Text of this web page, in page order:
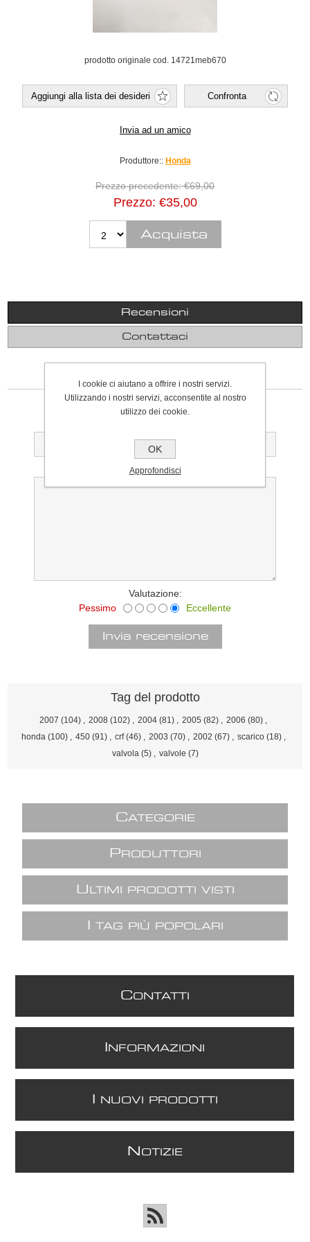
prodotto originale cod. 14721meb670
Produttore:: Honda
Prezzo precedente: €69,00
Prezzo: €35,00
Recensioni
Contattaci
Solo gli utenti registrati possono scrivere recensioni
Testo della recensione:
Valutazione:
Pessimo
Eccellente
Tag del prodotto
2007 (104) , 2008 (102) , 2004 (81) , 2005 (82) , 2006 (80) ,
honda (100) , 450 (91) , crf (46) , 2003 (70) , 2002 (67) , scarico (18) ,
valvola (5) , valvole (7)
CATEGORIE
P RODUTTORI
U LTIMI PRODOTTI VISTI
TAG PIÙ POPOLARI
CONTATTI
NFORMAZIONI
NUOVI PRODOTTI
N OTIZIE
I cookie ci aiutano a offrire i nostri servizi.
Utilizzando i nostri servizi, acconsentite al nostro
utilizzo dei cookie.
OK
Approfondisci